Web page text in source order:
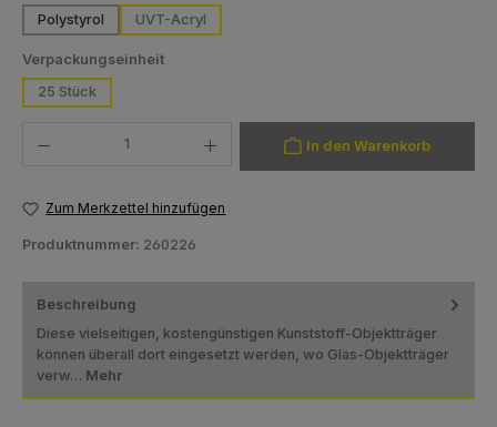
Polystyrol
UVT-Acryl
Verpackungseinheitauswählen
25 Stück
In den Warenkorb
Zum Merkzettel hinzufügen
Produktnummer: 260226
Beschreibung
Diese vielseitigen, kostengünstigen Kunststoff-Objektträger
können überall dort eingesetzt werden, wo Glas-Objektträger
verw… Mehr